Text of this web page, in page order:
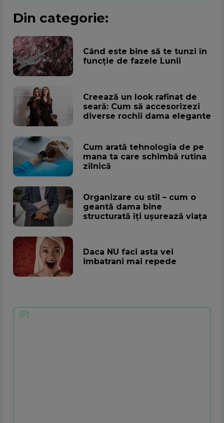
Din categorie:
Când este bine să te tunzi în
funcție de fazele Lunii
Creează un look rafinat de
seară: Cum să accesorizezi
diverse rochii dama elegante
Cum arată tehnologia de pe
mana ta care schimbă rutina
zilnică
Organizare cu stil – cum o
geantă dama bine
structurată îți ușurează viața
Daca NU faci asta vei
imbatrani mai repede